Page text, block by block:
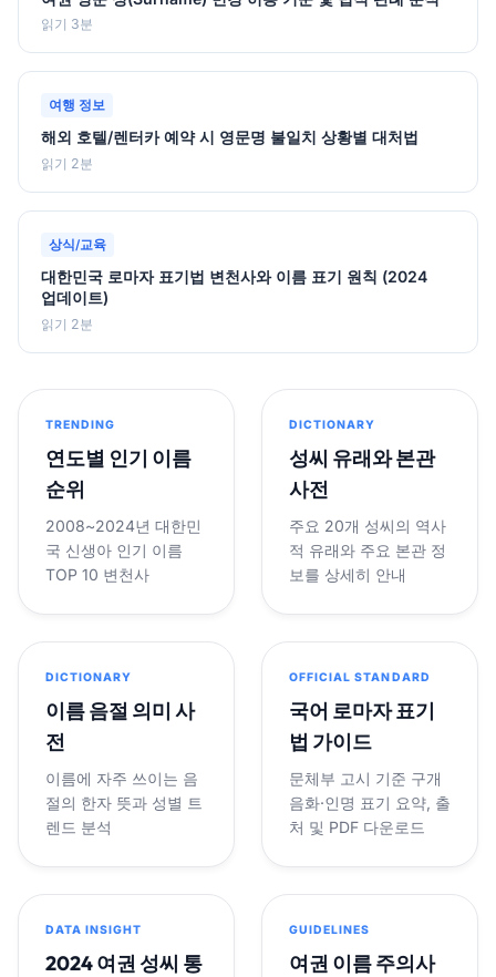
읽기 3분
여행 정보
해외 호텔/렌터카 예약 시 영문명 불일치 상황별 대처법
읽기 2분
상식/교육
대한민국 로마자 표기법 변천사와 이름 표기 원칙 (2024
업데이트)
읽기 2분
TRENDING
연도별 인기 이름
순위
2008~2024년 대한민
국 신생아 인기 이름
TOP 10 변천사
DICTIONARY
성씨 유래와 본관
사전
주요 20개 성씨의 역사
적 유래와 주요 본관 정
보를 상세히 안내
DICTIONARY
이름 음절 의미 사
전
이름에 자주 쓰이는 음
절의 한자 뜻과 성별 트
렌드 분석
OFFICIAL STANDARD
국어 로마자 표기
법 가이드
문체부 고시 기준 구개
음화·인명 표기 요약, 출
처 및 PDF 다운로드
DATA INSIGHT
2024 여권 성씨 통
GUIDELINES
여권 이름 주의사